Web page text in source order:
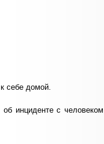
себе домой.
инциденте с человеком